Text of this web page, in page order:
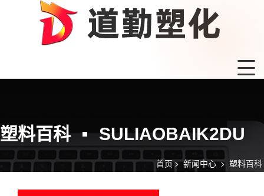
塑料百科 SULIAOBAIK2DU
首页 >新闻中心> 塑料百科